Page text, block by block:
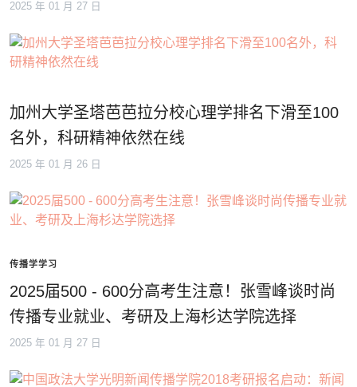
2025 年 01 月 27 日
加州大学圣塔芭芭拉分校心理学排名下滑至100
名外，科研精神依然在线
2025 年 01 月 26 日
传播学学习
2025届500 - 600分高考生注意！张雪峰谈时尚
传播专业就业、考研及上海杉达学院选择
2025 年 01 月 27 日